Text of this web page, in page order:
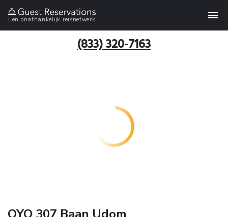
Een onafhankelijk reisnetwerk
(833) 320-7163
OYO 307 Baan Udom